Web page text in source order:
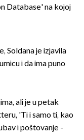
Database' na kojoj
Soldana je izjavila
i da ima puno
ali je u petak
'Ti i samo ti, kao
i poštovanje -